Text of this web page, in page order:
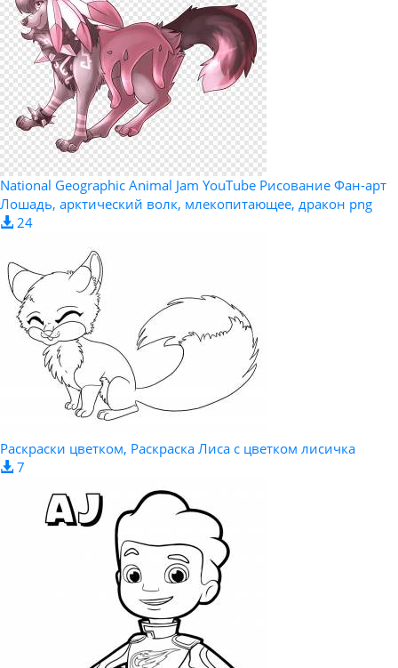
National Geographic Animal Jam YouTube Рисование Фан-арт
Лошадь, арктический волк, млекопитающее, дракон png
24
Раскраски цветком, Раскраска Лиса с цветком лисичка
7